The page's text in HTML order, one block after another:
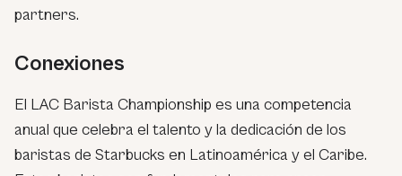
partners.
Conexiones
El LAC Barista Championship es una competencia
anual que celebra el talento y la dedicación de los
baristas de Starbucks en Latinoamérica y el Caribe.